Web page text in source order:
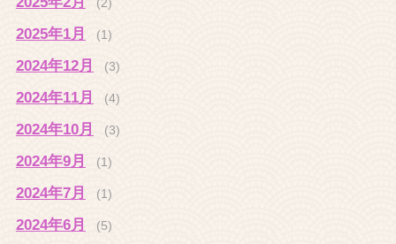
2025年1月 (1)
2024年12月 (3)
2024年11月 (4)
2024年10月 (3)
2024年9月 (1)
2024年7月 (1)
2024年6月 (5)